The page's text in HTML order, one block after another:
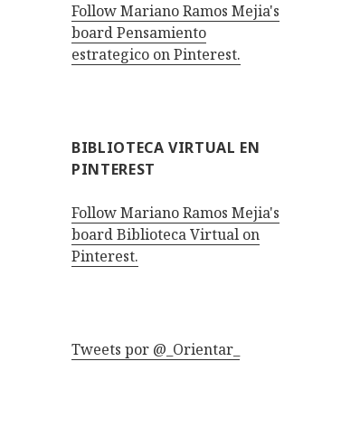
Follow Mariano Ramos Mejia's
board Pensamiento
estrategico on Pinterest.
BIBLIOTECA VIRTUAL EN
PINTEREST
Follow Mariano Ramos Mejia's
board Biblioteca Virtual on
Pinterest.
Tweets por @_Orientar_